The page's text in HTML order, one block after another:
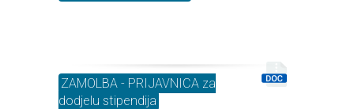
ZAMOLBA - PRIJAVNICA za
dodjelu stipendija